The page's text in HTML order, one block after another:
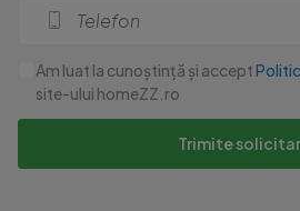
Am luat la cunoștință și accept
site-ului homeZZ.ro
Trimite